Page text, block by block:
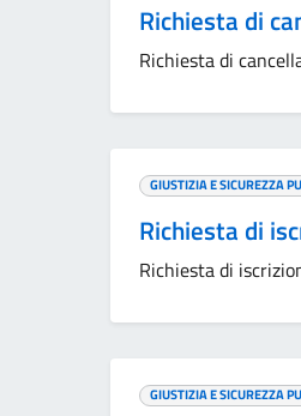
Richiesta di
Richiesta di
GIUSTIZIA E SICUREZZA
Richiesta di
Richiesta di
GIUSTIZIA E SICUREZZA